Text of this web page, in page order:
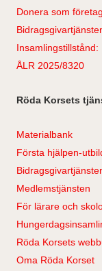
Donera som företag
ÅLR 2025/8320
Röda Korsets
Materialbank
Första hjälpen-
Medlemstjänsten
För lärare och
Röda Korsets
Oma Röda Korset